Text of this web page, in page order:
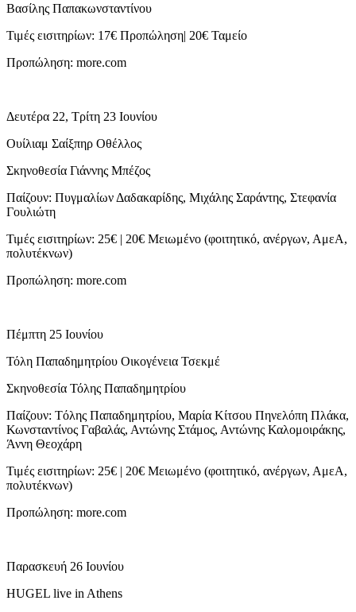
Βασίλης Παπακωνσταντίνου
Τιμές εισιτηρίων: 17€ Προπώληση| 20€ Ταμείο
Προπώληση: more.com
Δευτέρα 22, Τρίτη 23 Ιουνίου
Ουίλιαμ Σαίξπηρ Οθέλλος
Σκηνοθεσία Γιάννης Μπέζος
Παίζουν: Πυγμαλίων Δαδακαρίδης, Μιχάλης Σαράντης, Στεφανία
Γουλιώτη
Τιμές εισιτηρίων: 25€ | 20€ Μειωμένο (φοιτητικό, ανέργων, ΑμεΑ,
πολυτέκνων)
Προπώληση: more.com
Πέμπτη 25 Ιουνίου
Τόλη Παπαδημητρίου Οικογένεια Τσεκμέ
Σκηνοθεσία Τόλης Παπαδημητρίου
Παίζουν: Tόλης Παπαδημητρίου, Μαρία Κίτσου Πηνελόπη Πλάκα,
Κωνσταντίνος Γαβαλάς, Αντώνης Στάμος, Αντώνης Καλομοιράκης,
Άννη Θεοχάρη
Τιμές εισιτηρίων: 25€ | 20€ Μειωμένο (φοιτητικό, ανέργων, ΑμεΑ,
πολυτέκνων)
Προπώληση: more.com
Παρασκευή 26 Ιουνίου
HUGEL live in Athens